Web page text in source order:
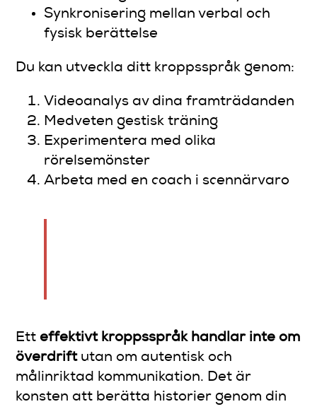
Synkronisering mellan verbal och
fysisk berättelse
Du kan utveckla ditt kroppsspråk genom:
Videoanalys av dina framträdanden
Medveten gestisk träning
Experimentera med olika
rörelsemönster
Arbeta med en coach i scennärvaro
Etteffektivt kroppsspråk handlar inte om
överdriftutan om autentisk och
målinriktad kommunikation. Det är
konsten att berätta historier genom din